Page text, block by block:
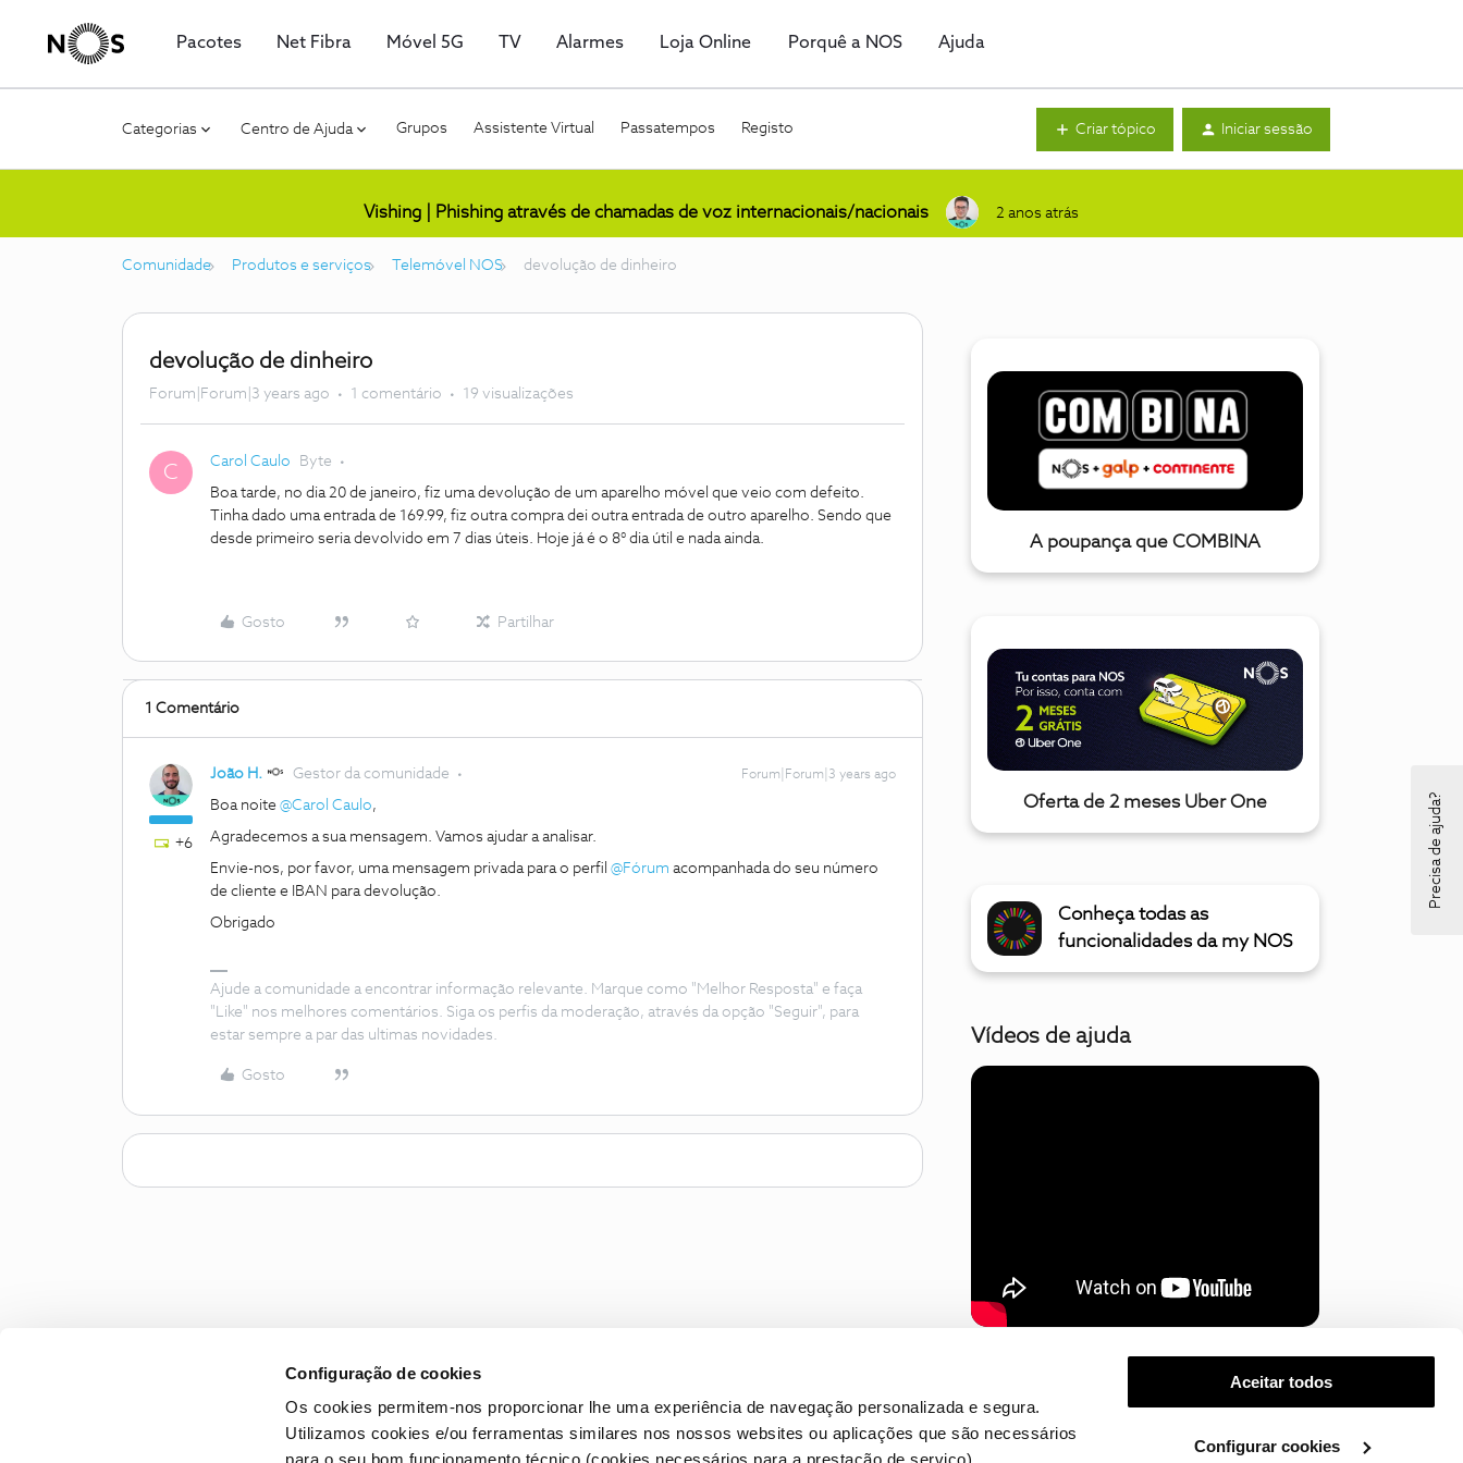
Configuração de cookies
Os cookies permitem-nos proporcionar lhe uma experiência de navegação personalizada e segura.
Utilizamos cookies e/ou ferramentas similares nos nossos websites ou aplicações que são necessários
Aceitar todos
Configurar cookies
Pacotes Net Fibra Móvel 5G TV Alarmes Loja Online Porquê a NOS Ajuda
Categorias Centro de Ajuda Grupos Assistente Virtual Passatempos Registo Criar tópico Iniciar sessão
Vishing | Phishing através de chamadas de voz internacionais/nacionais 2 anos atrás
Comunidade Produtos e serviços Telemóvel NOS devolução de dinheiro
devolução de dinheiro
Forum|Forum|3 years ago 1 comentário 19 visualizações
C Carol Caulo Byte
Boa tarde, no dia 20 de janeiro, fiz uma devolução de um aparelho móvel que veio com defeito.
Tinha dado uma entrada de 169.99, fiz outra compra dei outra entrada de outro aparelho. Sendo que
desde primeiro seria devolvido em 7 dias úteis. Hoje já é o 8° dia útil e nada ainda.
Gosto Partilhar
1 Comentário
+6
João H. Gestor da comunidade Forum|Forum|3 years ago
Boa noite @Carol Caulo,
Agradecemos a sua mensagem. Vamos ajudar a analisar.
Envie-nos, por favor, uma mensagem privada para o perfil @Fórum acompanhada do seu número
de cliente e IBAN para devolução.
Obrigado
Ajude a comunidade a encontrar informação relevante. Marque como "Melhor Resposta" e faça
"Like" nos melhores comentários. Siga os perfis da moderação, através da opção "Seguir", para
estar sempre a par das ultimas novidades.
Gosto
A poupança que COMBINA
Oferta de 2 meses Uber One
Conheça todas as
funcionalidades da my NOS
Vídeos de ajuda
Precisa de ajuda?